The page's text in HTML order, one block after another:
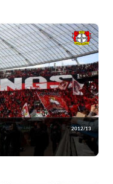
2012/13